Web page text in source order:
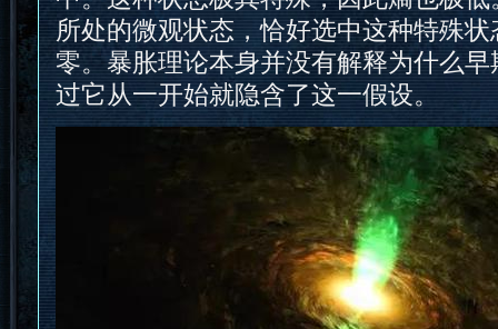
所处的微观状态，恰好选中这种特殊
零。暴胀理论本身并没有解释为什么
过它从一开始就隐含了这一假设。